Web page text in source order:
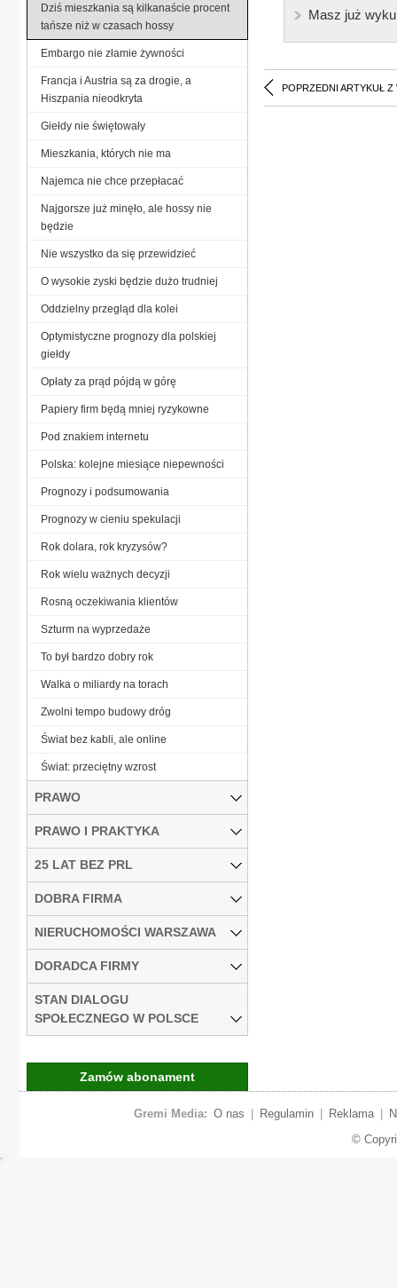
Masz już
POPRZEDNI ARTYKUŁ Z
Dziś mieszkania są kilkanaście procent
tańsze niż w czasach hossy
Embargo nie złamie żywności
Francja i Austria są za drogie, a
Hiszpania nieodkryta
Giełdy nie świętowały
Mieszkania, których nie ma
Najemca nie chce przepłacać
Najgorsze już minęło, ale hossy nie
będzie
Nie wszystko da się przewidzieć
O wysokie zyski będzie dużo trudniej
Oddzielny przegląd dla kolei
Optymistyczne prognozy dla polskiej
giełdy
Opłaty za prąd pójdą w górę
Papiery firm będą mniej ryzykowne
Pod znakiem internetu
Polska: kolejne miesiące niepewności
Prognozy i podsumowania
Prognozy w cieniu spekulacji
Rok dolara, rok kryzysów?
Rok wielu ważnych decyzji
Rosną oczekiwania klientów
Szturm na wyprzedaże
To był bardzo dobry rok
Walka o miliardy na torach
Zwolni tempo budowy dróg
Świat bez kabli, ale online
Świat: przeciętny wzrost
PRAWO
PRAWO I PRAKTYKA
25 LAT BEZ PRL
DOBRA FIRMA
NIERUCHOMOŚCI WARSZAWA
DORADCA FIRMY
STAN DIALOGU
SPOŁECZNEGO W POLSCE
Zamów abonament
Gremi Media: O nas Regulamin Reklama
©